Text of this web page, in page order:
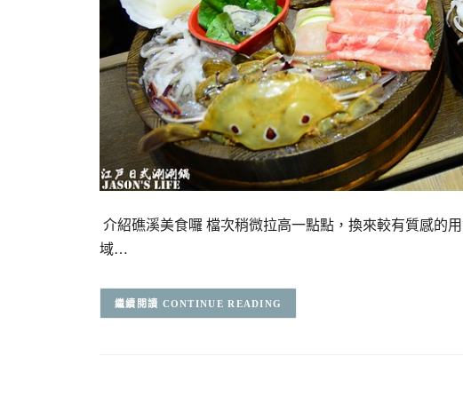
介紹礁溪美食囉 檔次稍微拉高一點點，換來較有質感的
域…
CONTINUE READING